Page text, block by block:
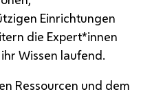
Einrichtungen
die Expert*innen
Wissen laufend.
Ressourcen und dem